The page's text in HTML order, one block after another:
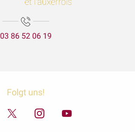
03 86 52 06 19
Folgt uns!